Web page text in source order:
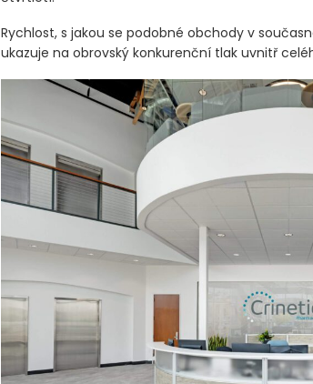
Rychlost, s jakou se podobné obchody v
ukazuje na obrovský konkurenční tlak uvnitř